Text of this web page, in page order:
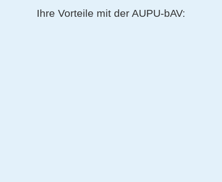
Ihre Vorteile mit der AUPU-bAV: